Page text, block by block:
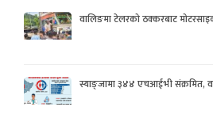
वालिङमा टेलरको ठक्करबाट
स्याङ्जामा ३४४ एचआईभी संक्रमित,